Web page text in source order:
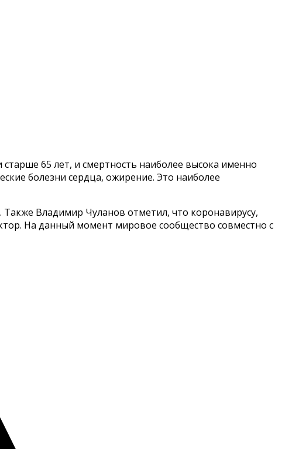
65 лет, и смертность наиболее высока именно
болезни сердца, ожирение. Это наиболее
Владимир Чуланов отметил, что коронавирусу,
На данный момент мировое сообщество совместно с